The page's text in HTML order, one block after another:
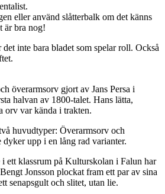
eller använd slåtterbalk om det känns
är bra nog!
det inte bara bladet som spelar roll. Också
överarmsorv gjort av Jans Persa i
halvan av 1800-talet. Hans lätta,
orv var kända i trakten.
huvudtyper: Överarmsorv och
dyker upp i en lång rad varianter.
ett klassrum på Kulturskolan i Falun har
Jonsson plockat fram ett par av sina
senapsgult och slitet, utan lie.